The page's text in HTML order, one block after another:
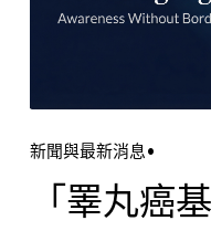
新聞與最新消息
「睪丸癌